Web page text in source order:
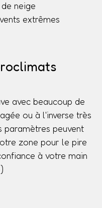
neige
extrêmes
avec beaucoup de
ou à l'inverse très
paramètres peuvent
zone pour le pire
à votre main